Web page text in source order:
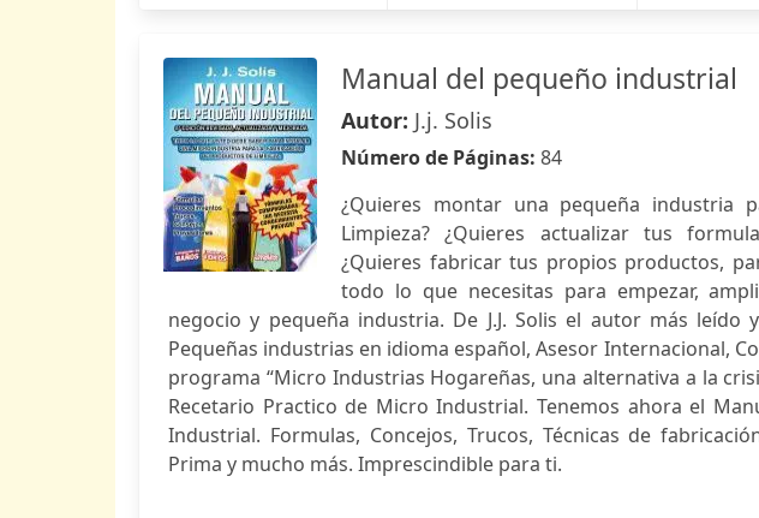
Manual del pequeño industrial
Autor: J.j. Solis
Número de Páginas: 84
¿Quieres montar una pequeña industria
Limpieza? ¿Quieres actualizar tus
¿Quieres fabricar tus propios productos,
todo lo que necesitas para empezar,
negocio y pequeña industria. De J.J. Solis el autor más
Pequeñas industrias en idioma español, Asesor Internacional,
programa “Micro Industrias Hogareñas, una alternativa a la
Recetario Practico de Micro Industrial. Tenemos ahora el
Industrial. Formulas, Concejos, Trucos, Técnicas de
Prima y mucho más. Imprescindible para ti.